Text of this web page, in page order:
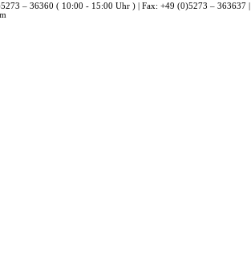
– 36360 ( 10:00 - 15:00 Uhr ) | Fax: +49 (0)5273 – 363637